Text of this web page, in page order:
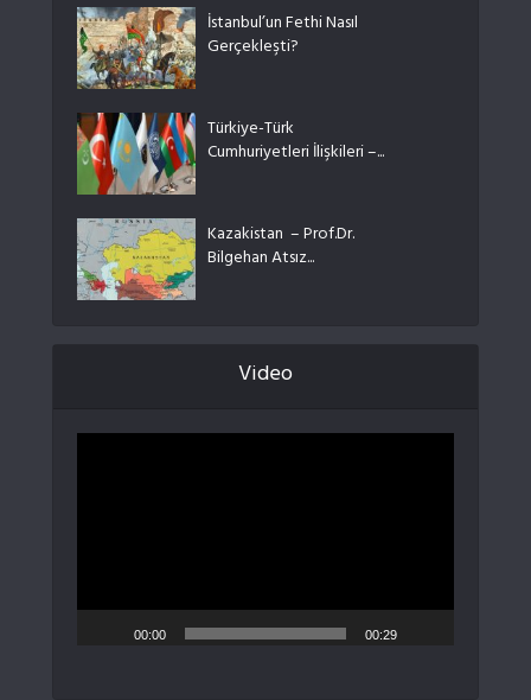
İstanbul’un Fethi Nasıl
Gerçekleşti?
Türkiye-Türk
Cumhuriyetleri İlişkileri –...
Kazakistan – Prof.Dr.
Bilgehan Atsız...
Video
00:00 00:29